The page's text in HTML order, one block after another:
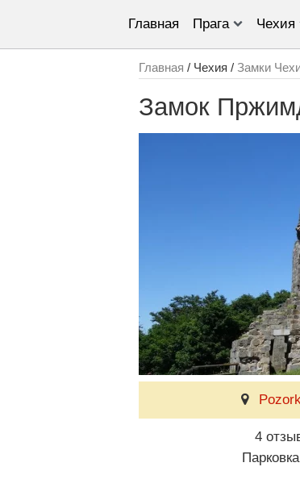
Главная Прага Чехия
Главная / Чехия / Замки
Замок
4